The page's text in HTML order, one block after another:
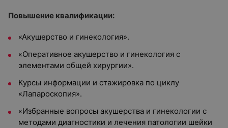
Повышение квалификации:
«Акушерство и гинекология».
«Оперативное акушерство и гинекология с
элементами общей хирургии».
Курсы информации и стажировка по циклу
«Лапароскопия».
«Избранные вопросы акушерства и гинекологии с
методами диагностики и лечения патологии шейки